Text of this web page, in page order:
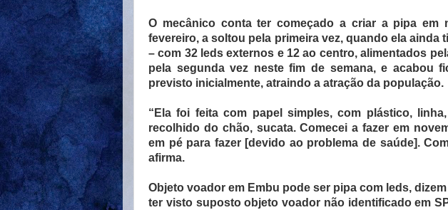
O mecânico conta ter começado a criar a pipa em
fevereiro, a soltou pela primeira vez, quando ela ainda
– com 32 leds externos e 12 ao centro, alimentados
pela segunda vez neste fim de semana, e acabou
previsto inicialmente, atraindo a atração da população.
“Ela foi feita com papel simples, com plástico,
recolhido do chão, sucata. Comecei a fazer em
em pé para fazer [devido ao problema de saúde].
afirma.
Objeto voador em Embu pode ser pipa com leds,
ter visto suposto objeto voador não identificado em